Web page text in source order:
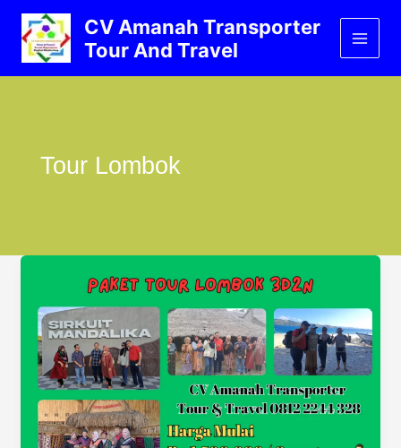
Lewati
konten
CV Amanah Transporter
Tour And Travel
Tour Lombok